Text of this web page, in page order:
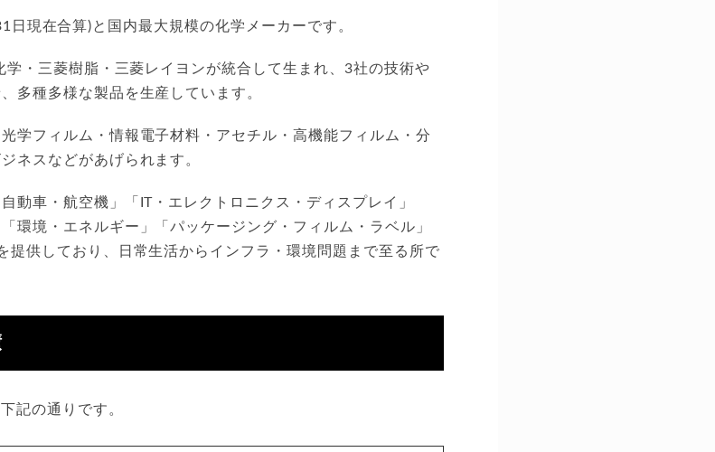
現在合算)と国内最大規模の化学メーカーです。
・三菱樹脂・三菱レイヨンが統合して生まれ、3社の技術や
多種多様な製品を生産しています。
学フィルム・情報電子材料・アセチル・高機能フィルム・分
ネスなどがあげられます。
動車・航空機」「IT・エレクトロニクス・ディスプレイ」
環境・エネルギー」「パッケージング・フィルム・ラベル」
提供しており、日常生活からインフラ・環境問題まで至る所で
記の通りです。